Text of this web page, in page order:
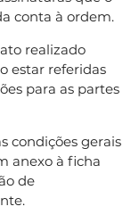
conta à ordem.
realizado
estar referidas
para as partes
condições gerais
anexo à ficha
de